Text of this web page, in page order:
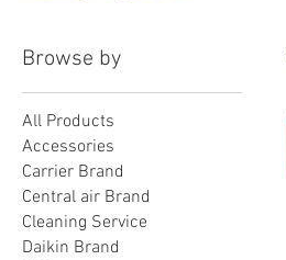
Browse by
All Products
Accessories
Carrier Brand
Central air Brand
Cleaning Service
Daikin Brand